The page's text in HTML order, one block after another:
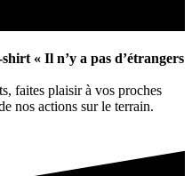
shirt « Il n’y a pas d’étrangers
faites plaisir à vos proches
nos actions sur le terrain.